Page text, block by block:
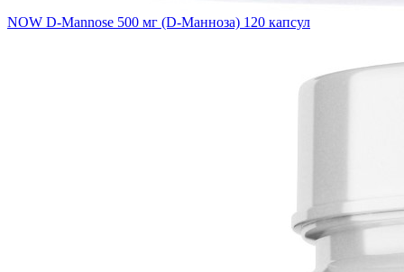
NOW D-Mannose 500 мг (D-Манноза) 120 капсул